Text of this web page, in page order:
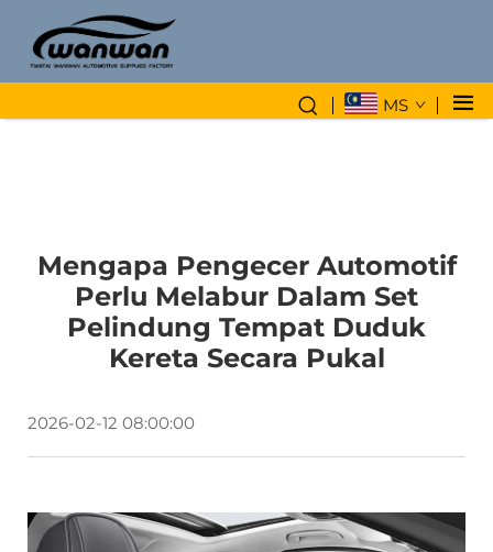
MS
Mengapa Pengecer Automotif
Perlu Melabur Dalam Set
Pelindung Tempat Duduk
Kereta Secara Pukal
2026-02-12 08:00:00